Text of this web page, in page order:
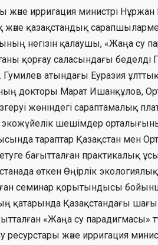
және ирригация министрі
және қазақстандық
негізін қалаушы, «Жаңа су
қорғау саласындағы
атындағы Еуразия
докторы Марат Ишанқұлов,
жөніндегі сараптамалық
экожүйелік шешімдер
тараптар Қазақстан мен
бағытталған практикалық
өткен Өңірлік
семинар қорытындысы бойынша
қатарында Қазақстандағы
«Жаңа су
ресурстары және ирригация